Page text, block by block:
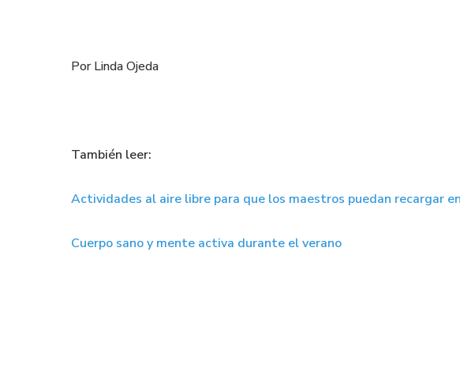
PorLinda Ojeda
También leer:
Actividades al aire libre para que los maestros puedan recargar
Cuerpo sano y mente activa durante el verano